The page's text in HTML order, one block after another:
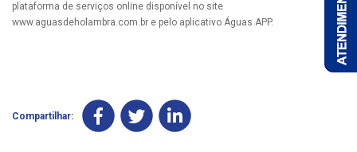
plataforma de serviços online disponível no site
www.aguasdeholambra.com.br e pelo aplicativo Águas APP.
Compartilhar: